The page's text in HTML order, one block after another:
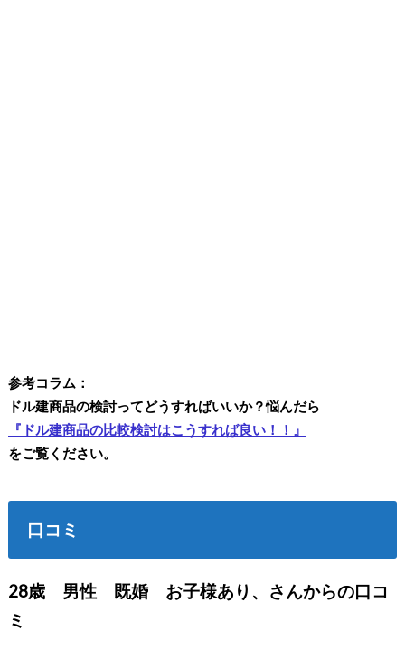
参考コラム：
ドル建商品の検討ってどうすればいいか？悩んだら
『ドル建商品の比較検討はこうすれば良い！！』
をご覧ください。
口コミ
28歳 男性 既婚 お子様あり、さんからの口コ
ミ